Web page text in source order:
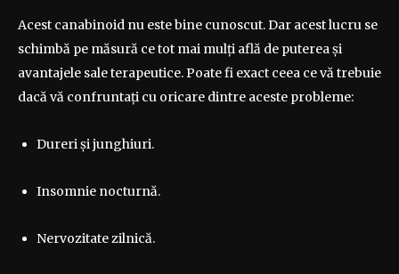
Acest canabinoid nu este bine cunoscut. Dar acest lucru se
schimbă pe măsură ce tot mai mulți află de puterea și
avantajele sale terapeutice. Poate fi exact ceea ce vă trebuie
dacă vă confruntați cu oricare dintre aceste probleme:
Dureri și junghiuri.
Insomnie nocturnă.
Nervozitate zilnică.